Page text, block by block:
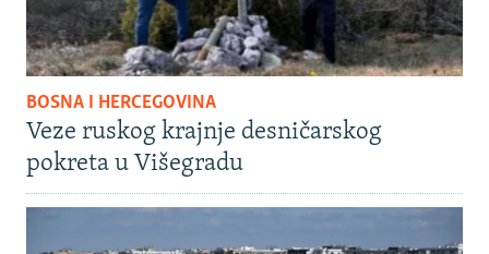
BOSNA I HERCEGOVINA
Veze ruskog krajnje desničarskog
pokreta u Višegradu